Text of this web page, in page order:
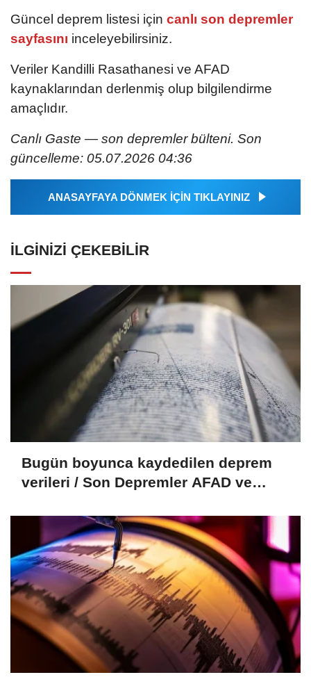
Güncel deprem listesi için canlı son depremler
sayfasını inceleyebilirsiniz.
Veriler Kandilli Rasathanesi ve AFAD
kaynaklarından derlenmiş olup bilgilendirme
amaçlıdır.
Canlı Gaste — son depremler bülteni. Son
güncelleme: 05.07.2026 04:36
ANASAYFAYA DÖNMEK İÇİN TIKLAYINIZ
İLGINIZI ÇEKEBILIR
Bugün boyunca kaydedilen deprem
verileri / Son Depremler AFAD ve